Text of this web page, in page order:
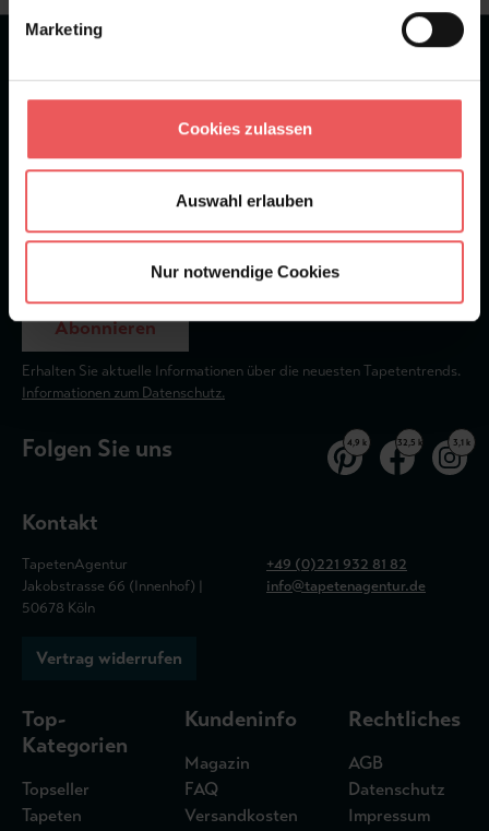
Marketing
Cookies zulassen
Auswahl erlauben
Nur notwendige Cookies
Newsletter
Abonnieren
Erhalten Sie aktuelle Informationen über die neuesten Tapetentrends.
Informationen zum Datenschutz.
Folgen Sie uns 4,9 k 32,5 k 3,1 k
Kontakt
TapetenAgentur
Jakobstrasse 66 (Innenhof) |
50678 Köln
+49 (0)221 932 81 82
info@tapetenagentur.de
Vertrag widerrufen
Top-
Kategorien
Topseller
Tapeten
Kundeninfo
Magazin
FAQ
Versandkosten
Rechtliches
AGB
Datenschutz
Impressum